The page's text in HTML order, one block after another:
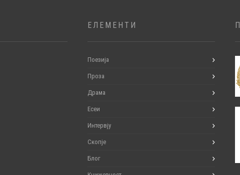
ЕЛЕМЕНТИ
Поезија
Проза
Драма
Есеи
Интервју
Скопје
Блог